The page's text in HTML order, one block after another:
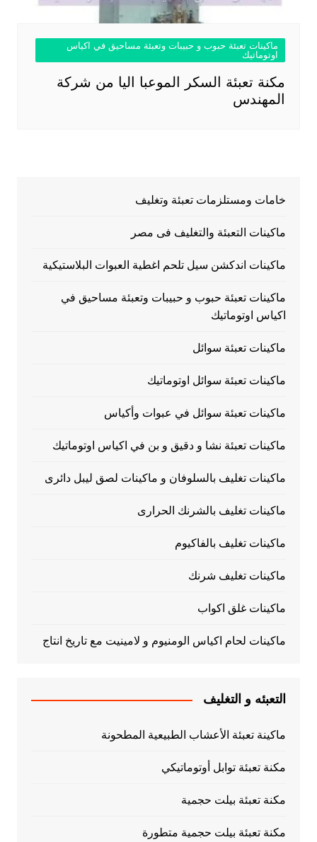
ماكينات تعبئة حبوب و حبيبات وتعبئة مساحيق في اكياس
اوتوماتيك
مكنة تعبئة السكر الموعبا اليا من شركة
المهندس
خامات ومستلزمات تعبئة وتغليف
ماكينات التعبئة والتغليف فى مصر
ماكينات اندكشن سيل تلحم اغطية العبوات البلاستيكية
ماكينات تعبئة حبوب و حبيبات وتعبئة مساحيق في
اكياس اوتوماتيك
ماكينات تعبئة سوائل
ماكينات تعبئة سوائل اوتوماتيك
ماكينات تعبئة سوائل في عبوات وأكياس
ماكينات تعبئة نشا و دقيق و بن في اكياس اوتوماتيك
ماكينات تغليف بالسلوفان و ماكينات لصق ليبل دائرى
ماكينات تغليف بالشرنك الحرارى
ماكينات تغليف بالفاكيوم
ماكينات تغليف شرنك
ماكينات غلق اكواب
ماكينات لحام اكياس الومنيوم و لامينيت مع تاريخ انتاج
التعبئه و التغليف
ماكينة تعبئة الأعشاب الطبيعية المطحونة
مكنة تعبئة توابل أوتوماتيكي
مكنة تعبئة بيلت حجمية
مكنة تعبئة بيلت حجمية متطورة